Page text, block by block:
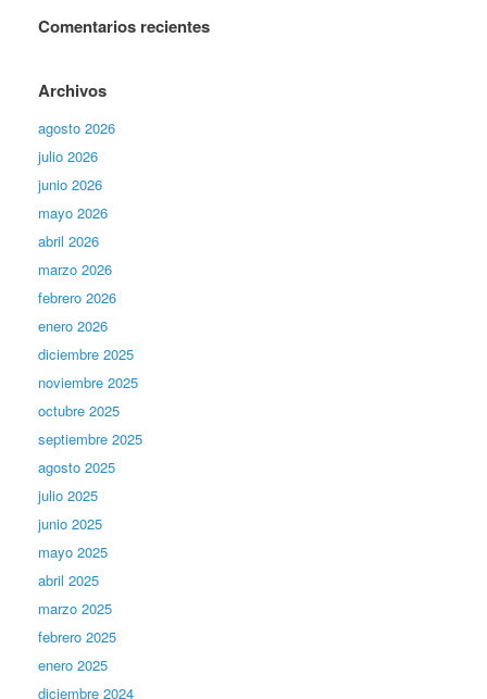
Comentarios recientes
Archivos
agosto 2026
julio 2026
junio 2026
mayo 2026
abril 2026
marzo 2026
febrero 2026
enero 2026
diciembre 2025
noviembre 2025
octubre 2025
septiembre 2025
agosto 2025
julio 2025
junio 2025
mayo 2025
abril 2025
marzo 2025
febrero 2025
enero 2025
diciembre 2024